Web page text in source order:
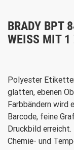
BRADY BPT
WEISS MIT 1
Polyester
glatten, ebenen
Farbbändern wird
Barcode, feine
Druckbild
Chemie- und